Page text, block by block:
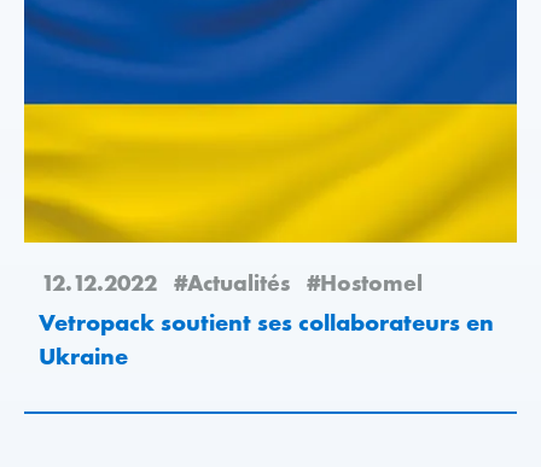
12.12.2022 #Actualités #Hostomel
Vetropack soutient ses collaborateurs en
Ukraine